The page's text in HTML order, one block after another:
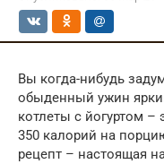
Вы когда-нибудь
обыденный ужин
котлеты с йогуртом –
350 калорий на
рецепт – настоящая